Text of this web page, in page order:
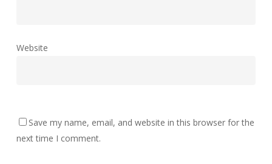
Website
Save my name, email, and website in this browser for the
next time I comment.